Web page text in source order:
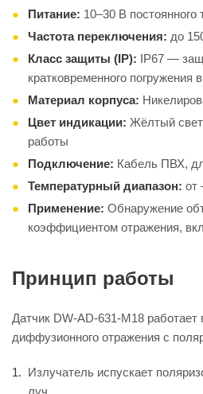
Питание: 10–30 В постоянного
Частота переключения: до
Класс защиты (IP): IP67 —
кратковременного погружения
Материал корпуса:
Цвет индикации: Жёлтый
работы
Подключение: Кабель ПВХ,
Температурный диапазон: от
Применение: Обнаружение
коэффициентом отражения,
Принцип работы
Датчик DW-AD-631-M18 работает
диффузионного отражения с
Излучатель испускает
луч.